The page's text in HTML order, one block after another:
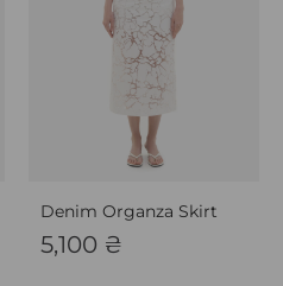
Denim Organza Skirt
5,100 ₴